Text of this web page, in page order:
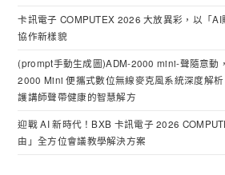
卡訊電子 COMPUTEX 2026 大放異彩，以「
協作新樣貌
(prompt手動生成圖)ADM-2000 mini-聲隨意動
2000 Mini 便攜式數位無線麥克風系統深度解
護講師聲帶健康的智慧解方
迎戰 AI 新時代！BXB 卡訊電子 2026
由」全方位會議教學解決方案